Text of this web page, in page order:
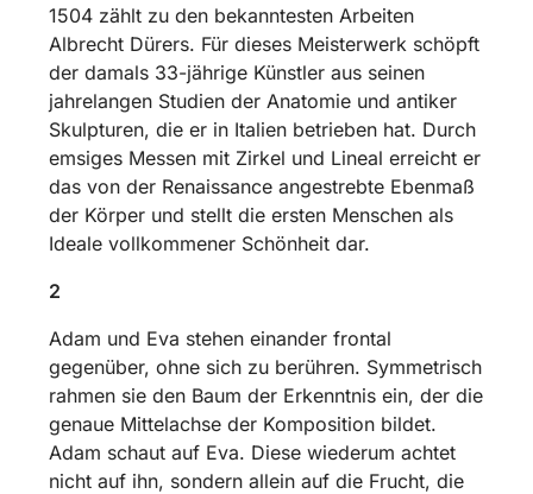
1504 zählt zu den bekanntesten Arbeiten
Albrecht Dürers. Für dieses Meisterwerk schöpft
der damals 33-jährige Künstler aus seinen
jahrelangen Studien der Anatomie und antiker
Skulpturen, die er in Italien betrieben hat. Durch
emsiges Messen mit Zirkel und Lineal erreicht er
das von der Renaissance angestrebte Ebenmaß
der Körper und stellt die ersten Menschen als
Ideale vollkommener Schönheit dar.
2
Adam und Eva stehen einander frontal
gegenüber, ohne sich zu berühren. Symmetrisch
rahmen sie den Baum der Erkenntnis ein, der die
genaue Mittelachse der Komposition bildet.
Adam schaut auf Eva. Diese wiederum achtet
nicht auf ihn, sondern allein auf die Frucht, die